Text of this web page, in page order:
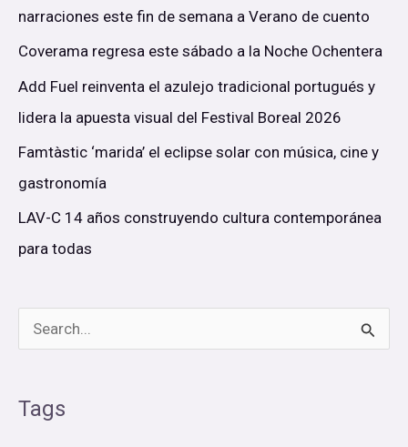
narraciones este fin de semana a Verano de cuento
Coverama regresa este sábado a la Noche Ochentera
Add Fuel reinventa el azulejo tradicional portugués y
lidera la apuesta visual del Festival Boreal 2026
Famtàstic ‘marida’ el eclipse solar con música, cine y
gastronomía
LAV-C 14 años construyendo cultura contemporánea
para todas
Tags